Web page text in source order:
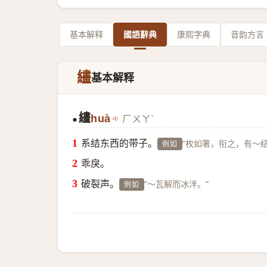
基本解释 國語辭典 康熙字典 音韵方言
繣基本解释
● 繣huà ㄏㄨㄚˋ
系结东西的带子。 例如 “枚如箸，衔之，有～
乖戾。
破裂声。 例如 “～瓦解而冰泮。”